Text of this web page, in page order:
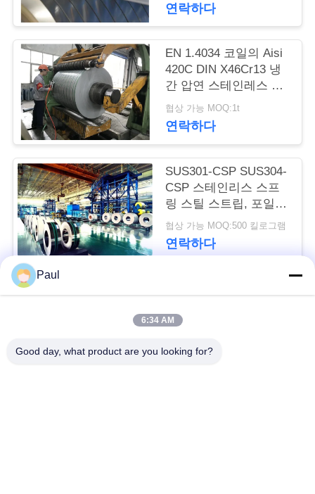
락
인
용
문
을
요
구
세
연락하다
EN 1.4034 코일의 Aisi
420C DIN X46Cr13 냉
간 압연 스테인레스 스
틸 스트립
협상 가능 MOQ:1t
연락하다
SUS301-CSP SUS304-
CSP 스테인리스 스프
링 스틸 스트립, 포일,
롤, 코일, 벨트
협상 가능 MOQ:500 킬로그램
연락하다
마텐 자이 트계 스테
스테인리스를 강하게
Paul
6:34 AM
Good day, what product are you looking for?